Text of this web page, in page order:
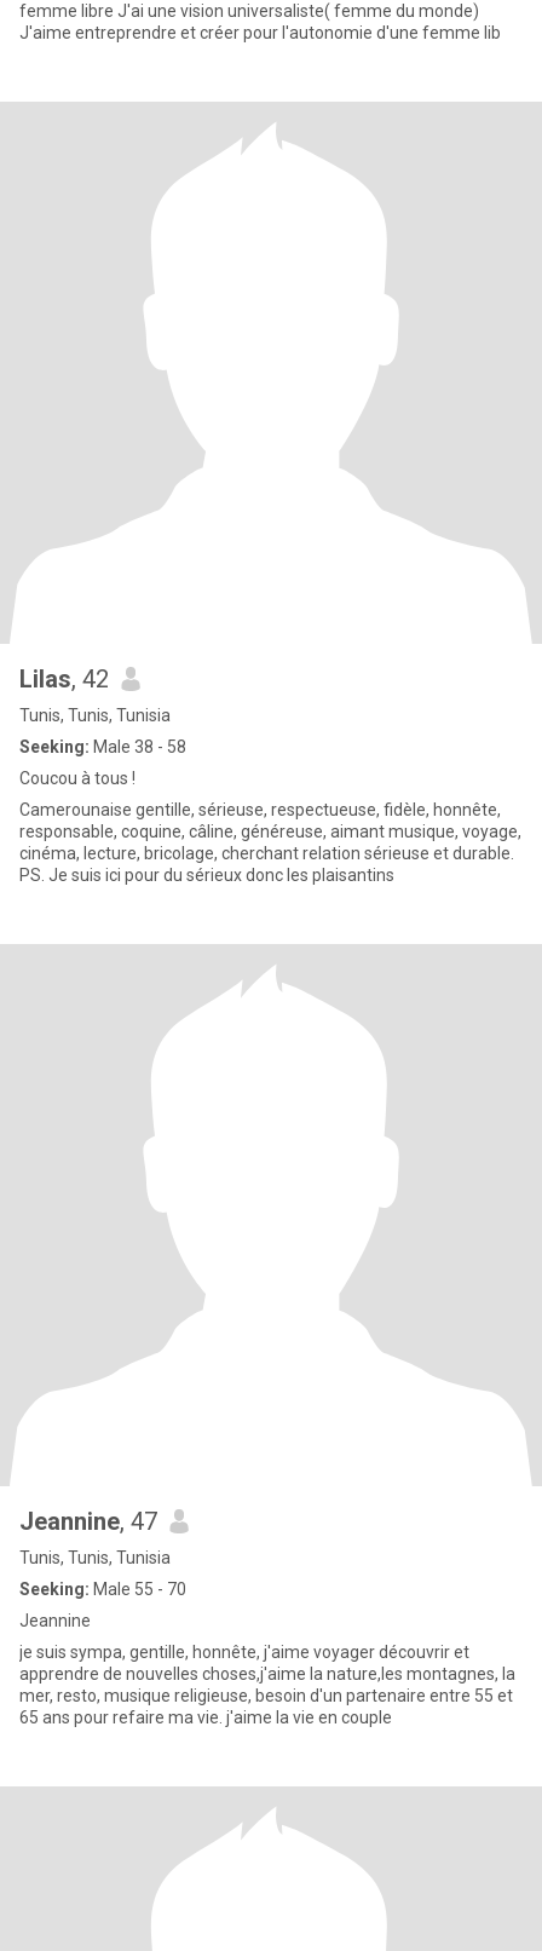
femme libre J'ai une vision universaliste( femme du monde)
J'aime entreprendre et créer pour l'autonomie d'une femme lib
Lilas, 42
Tunis, Tunis, Tunisia
Seeking: Male 38 - 58
Coucou à tous !
Camerounaise gentille, sérieuse, respectueuse, fidèle, honnête,
responsable, coquine, câline, généreuse, aimant musique, voyage,
cinéma, lecture, bricolage, cherchant relation sérieuse et durable.
PS. Je suis ici pour du sérieux donc les plaisantins
Jeannine, 47
Tunis, Tunis, Tunisia
Seeking: Male 55 - 70
Jeannine
je suis sympa, gentille, honnête, j'aime voyager découvrir et
apprendre de nouvelles choses,j'aime la nature,les montagnes, la
mer, resto, musique religieuse, besoin d'un partenaire entre 55 et
65 ans pour refaire ma vie. j'aime la vie en couple